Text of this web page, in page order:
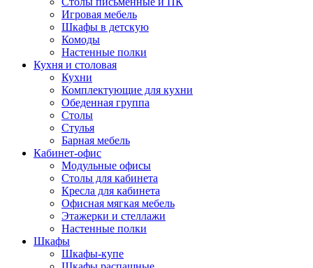
Игровая мебель
Шкафы в детскую
Комоды
Настенные полки
Кухня и столовая
Кухни
Комплектующие для кухни
Обеденная группа
Столы
Стулья
Барная мебель
Кабинет-офис
Модульные офисы
Столы для кабинета
Кресла для кабинета
Офисная мягкая мебель
Этажерки и стеллажи
Настенные полки
Шкафы
Шкафы-купе